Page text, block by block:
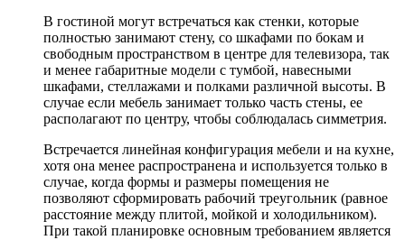
В гостиной могут встречаться как стенки, которые
полностью занимают стену, со шкафами по бокам и
свободным пространством в центре для телевизора, так
и менее габаритные модели с тумбой, навесными
шкафами, стеллажами и полками различной высоты. В
случае если мебель занимает только часть стены, ее
располагают по центру, чтобы соблюдалась симметрия.
Встречается линейная конфигурация мебели и на кухне,
хотя она менее распространена и используется только в
случае, когда формы и размеры помещения не
позволяют сформировать рабочий треугольник (равное
расстояние между плитой, мойкой и холодильником).
При такой планировке основным требованием является